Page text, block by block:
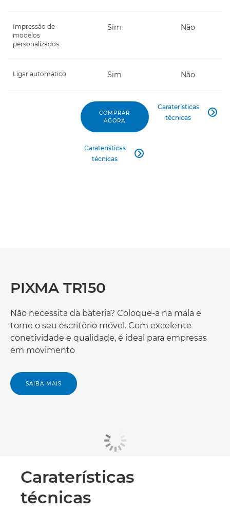
Impressão de
modelos
personalizados
Sim Não
Ligar automático Sim Não
COMPRAR
AGORA
Caraterísticas
técnicas

Caraterísticas
técnicas

PIXMA TR150
Não necessita da bateria? Coloque-a na mala e
torne o seu escritório móvel. Com excelente
conetividade e qualidade, é ideal para empresas
em movimento
SAIBA MAIS
Caraterísticas
técnicas